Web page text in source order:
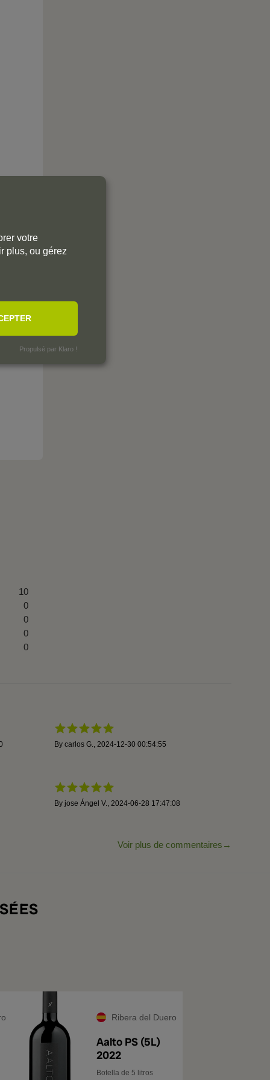
10
0
0
0
0
By carlos G., 2024-12-30 00:54:55
By jose Ángel V., 2024-06-28 17:47:08
Voir plus de commentaires
Ribera del Duero
Aalto PS (5L)
2022
Botella de 5 litros
votre
plus, ou gérez
Propulsé par Klaro !